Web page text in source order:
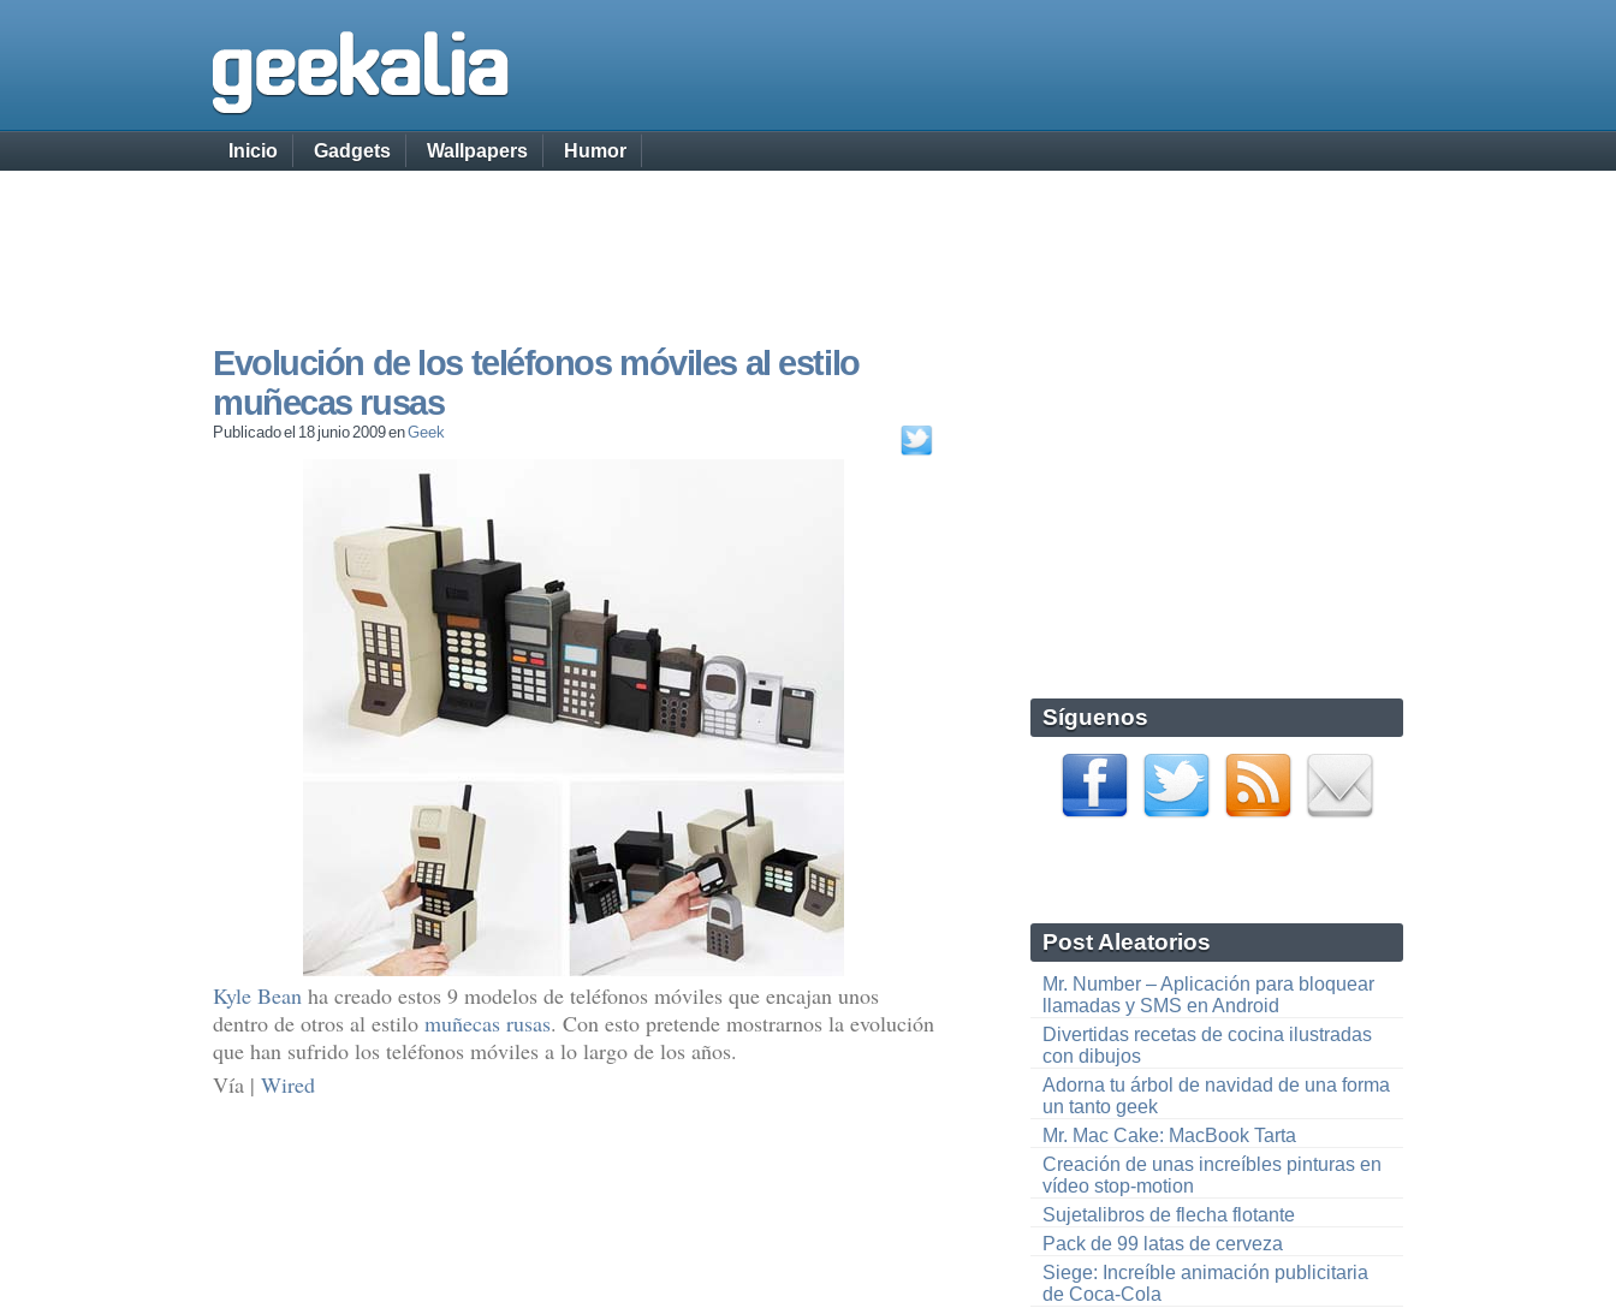
Inicio Gadgets Wallpapers Humor
Evolución de los teléfonos móviles al estilo
muñecas rusas
Publicado el 18 junio 2009 enGeek
Kyle Bean ha creado estos 9 modelos de teléfonos móviles que encajan unos
dentro de otros al estilo muñecas rusas. Con esto pretende mostrarnos la evolución
que han sufrido los teléfonos móviles a lo largo de los años.
Vía | Wired
Síguenos
Post Aleatorios
Mr. Number – Aplicación para bloquear
llamadas y SMS en Android
Divertidas recetas de cocina ilustradas
con dibujos
Adorna tu árbol de navidad de una forma
un tanto geek
Mr. Mac Cake: MacBook Tarta
Creación de unas increíbles pinturas en
vídeo stop-motion
Sujetalibros de flecha flotante
Pack de 99 latas de cerveza
Siege: Increíble animación publicitaria
de Coca-Cola